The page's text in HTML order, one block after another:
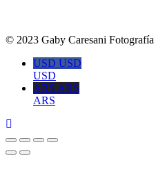
© 2023 Gaby Caresani Fotografía
USD USD
USD
ARS ARS
ARS